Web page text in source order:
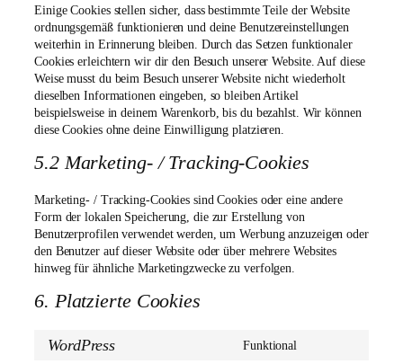
Einige Cookies stellen sicher, dass bestimmte Teile der Website
ordnungsgemäß funktionieren und deine Benutzereinstellungen
weiterhin in Erinnerung bleiben. Durch das Setzen funktionaler
Cookies erleichtern wir dir den Besuch unserer Website. Auf diese
Weise musst du beim Besuch unserer Website nicht wiederholt
dieselben Informationen eingeben, so bleiben Artikel
beispielsweise in deinem Warenkorb, bis du bezahlst. Wir können
diese Cookies ohne deine Einwilligung platzieren.
5.2 Marketing- / Tracking-Cookies
Marketing- / Tracking-Cookies sind Cookies oder eine andere
Form der lokalen Speicherung, die zur Erstellung von
Benutzerprofilen verwendet werden, um Werbung anzuzeigen oder
den Benutzer auf dieser Website oder über mehrere Websites
hinweg für ähnliche Marketingzwecke zu verfolgen.
6. Platzierte Cookies
WordPress Funktional